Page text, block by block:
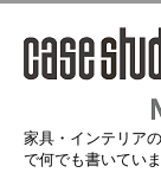
家具・インテリア
で何でも書いていま